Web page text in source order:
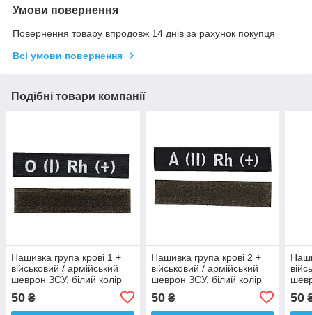
Умови повернення
Повернення товару впродовж 14 днів за рахунок покупця
Всі умови повернення
Подібні товари компанії
Нашивка група крові 1 +
військовий / армійський
шеврон ЗСУ, білий колір
на чорному. 2,8 см * 12,5
см
50 ₴
Нашивка група крові 2 +
військовий / армійський
шеврон ЗСУ, білий колір
на чорному. 2,8 см * 12,5
см
50₴
см
50